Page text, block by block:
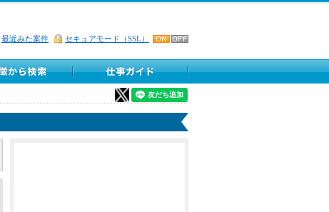
最近みた案件 セキュアモード（SSL）